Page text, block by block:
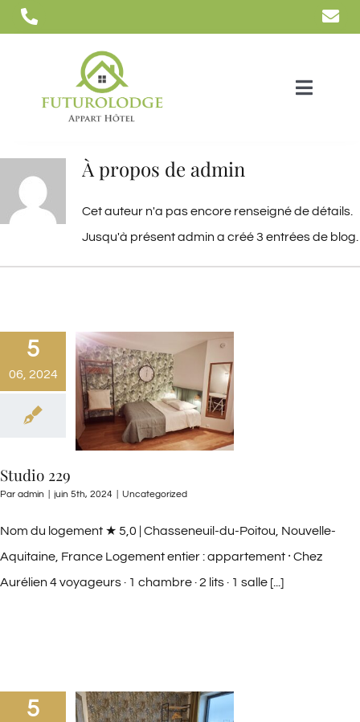
Passer
au
Toggle
RÉSERVER
À propos de admin
Cet auteur n'a pas encore renseigné de détails.
Jusqu'à présent admin a créé 3 entrées de blog.
5
06, 2024
Studio 229
Par admin juin 5th, 2024 Uncategorized
Nom du logement ★ 5,0 | Chasseneuil-du-Poitou, Nouvelle-
Aquitaine, France Logement entier : appartement ⸱ Chez
Aurélien 4 voyageurs · 1 chambre · 2 lits · 1 salle [...]
5